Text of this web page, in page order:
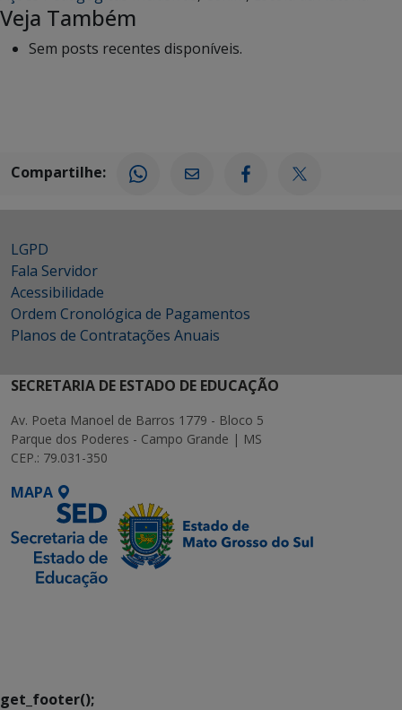
Veja Também
Sem posts recentes disponíveis.
Compartilhe:
LGPD
Fala Servidor
Acessibilidade
Ordem Cronológica de Pagamentos
Planos de Contratações Anuais
SECRETARIA DE ESTADO DE EDUCAÇÃO
Av. Poeta Manoel de Barros 1779 - Bloco 5
Parque dos Poderes - Campo Grande | MS
CEP.: 79.031-350
MAPA
get_footer();